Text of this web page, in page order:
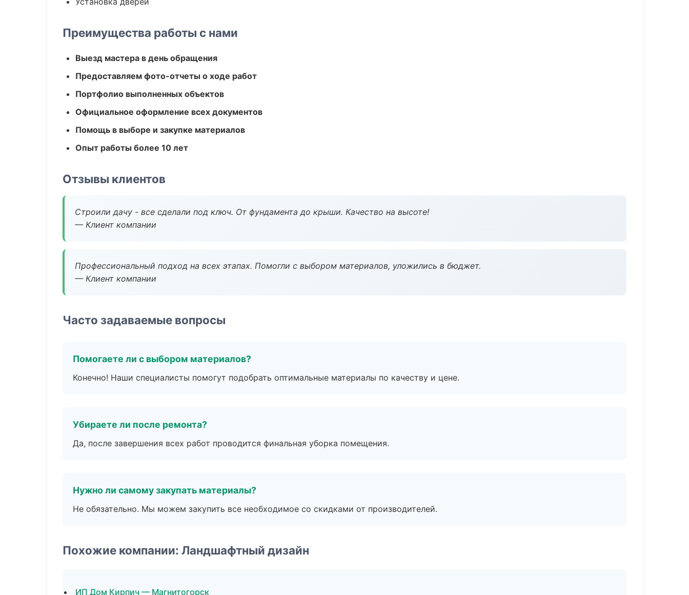
Преимущества работы с нами
Выезд мастера в день обращения
Предоставляем фото-отчеты о ходе работ
Портфолио выполненных объектов
Официальное оформление всех документов
Помощь в выборе и закупке материалов
Опыт работы более 10 лет
Отзывы клиентов
Строили дачу - все сделали под ключ. От фундамента до крыши. Качество на высоте!
— Клиент компании
Профессиональный подход на всех этапах. Помогли с выбором материалов, уложились в бюджет.
— Клиент компании
Часто задаваемые вопросы
Помогаете ли с выбором материалов?
Конечно! Наши специалисты помогут подобрать оптимальные материалы по качеству и цене.
Убираете ли после ремонта?
Да, после завершения всех работ проводится финальная уборка помещения.
Нужно ли самому закупать материалы?
Не обязательно. Мы можем закупить все необходимое со скидками от производителей.
Похожие компании: Ландшафтный дизайн
ИП Дом Кирпич — Магнитогорск